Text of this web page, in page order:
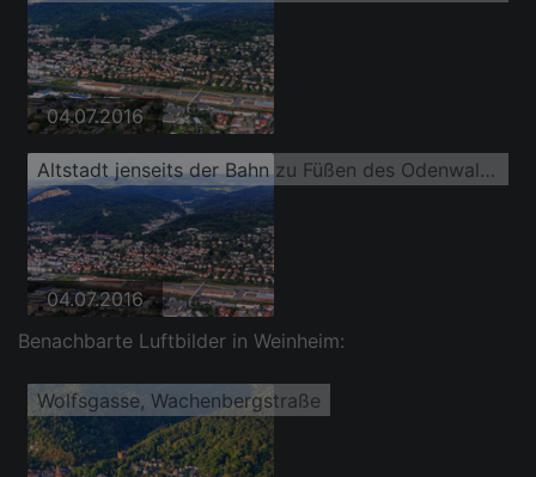
04.07.2016
Altstadt jenseits der Bahn zu Füßen des Odenwaldrands mit Burg Wachenburg und Burgruine Windeck Weinheim
04.07.2016
Benachbarte Luftbilder in Weinheim:
Wolfsgasse, Wachenbergstraße